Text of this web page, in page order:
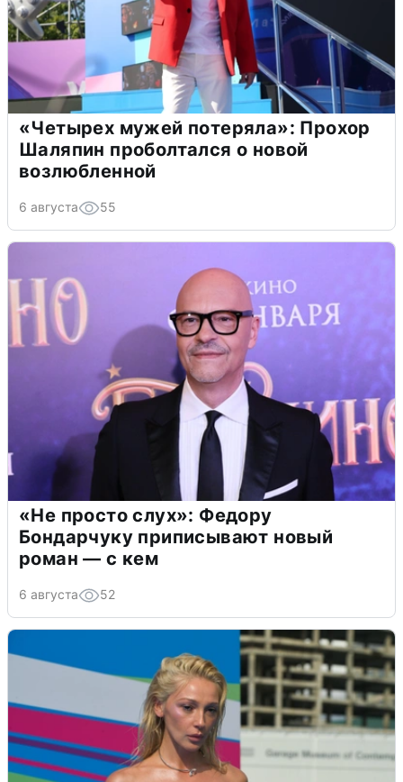
«Четырех мужей потеряла»: Прохор
Шаляпин проболтался о новой
возлюбленной
6 августа 55
«Не просто слух»: Федору
Бондарчуку приписывают новый
роман — с кем
6 августа 52